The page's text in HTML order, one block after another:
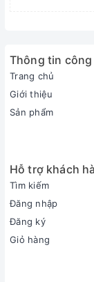
Thông tin
Trang chủ
Giới thiệu
Sản phẩm
Hỗ trợ khách
Tìm kiếm
Đăng nhập
Đăng ký
Giỏ hàng